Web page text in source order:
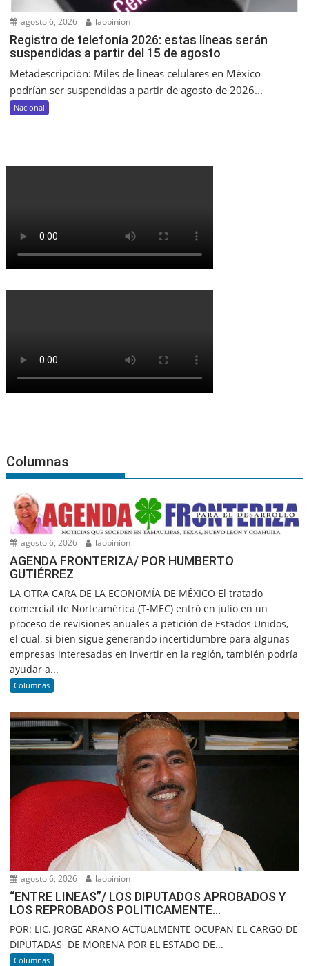
agosto 6, 2026 laopinion
Registro de telefonía 2026: estas líneas serán
suspendidas a partir del 15 de agosto
Metadescripción: Miles de líneas celulares en México
podrían ser suspendidas a partir de agosto de 2026...
Nacional
Columnas
agosto 6, 2026 laopinion
AGENDA FRONTERIZA/ POR HUMBERTO
GUTIÉRREZ
LA OTRA CARA DE LA ECONOMÍA DE MÉXICO El tratado
comercial de Norteamérica (T-MEC) entró en julio en un
proceso de revisiones anuales a petición de Estados Unidos,
el cual, si bien sigue generando incertidumbre para algunas
empresas interesadas en invertir en la región, también podría
ayudar a...
Columnas
agosto 6, 2026 laopinion
“ENTRE LINEAS”/ LOS DIPUTADOS APROBADOS Y
LOS REPROBADOS POLITICAMENTE…
POR: LIC. JORGE ARANO ACTUALMENTE OCUPAN EL CARGO DE
DIPUTADAS DE MORENA POR EL ESTADO DE...
Columnas